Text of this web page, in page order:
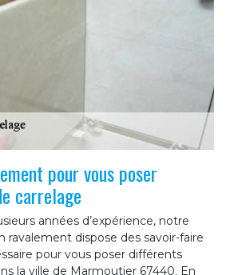
pour vous poser
carrelage
années d’expérience, notre
ravalement dispose des savoir-faire
pour vous poser différents
la ville de Marmoutier 67440. En